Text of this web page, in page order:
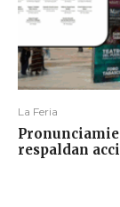
La Feria
respaldan